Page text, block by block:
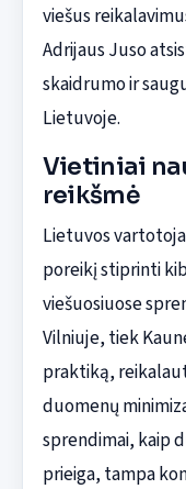
viešus
Adrijaus Juso
skaidrumo ir
Lietuvoje.
Vietiniai
reikšmė
Lietuvos
poreikį stiprinti
viešuosiuose
Vilniuje, tiek
praktiką,
duomenų
sprendimai, kaip
prieiga, tampa